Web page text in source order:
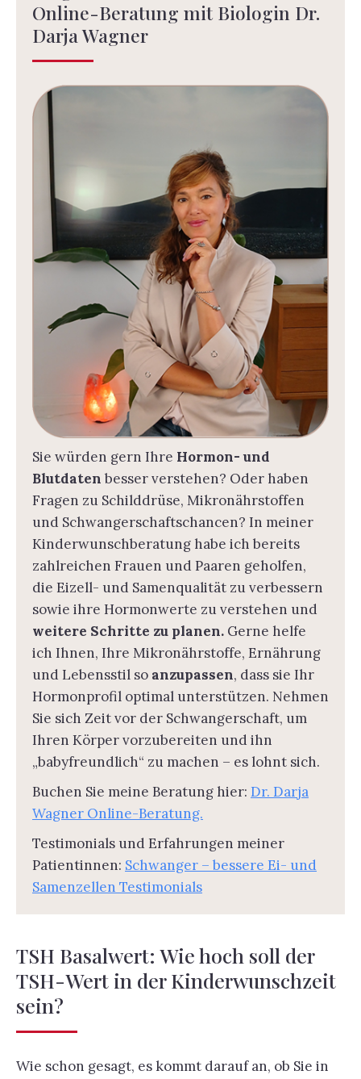
Online-Beratung mit Biologin Dr.
Darja Wagner
Sie würden gern Ihre Hormon- und
Blutdaten besser verstehen? Oder haben
Fragen zu Schilddrüse, Mikronährstoffen
und Schwangerschaftschancen? In meiner
Kinderwunschberatung habe ich bereits
zahlreichen Frauen und Paaren geholfen,
die Eizell- und Samenqualität zu verbessern
sowie ihre Hormonwerte zu verstehen und
weitere Schritte zu planen. Gerne helfe
ich Ihnen, Ihre Mikronährstoffe, Ernährung
und Lebensstil so anzupassen, dass sie Ihr
Hormonprofil optimal unterstützen. Nehmen
Sie sich Zeit vor der Schwangerschaft, um
Ihren Körper vorzubereiten und ihn
„babyfreundlich“ zu machen – es lohnt sich.
Buchen Sie meine Beratung hier: Dr. Darja
Wagner Online-Beratung.
Testimonials und Erfahrungen meiner
Patientinnen: Schwanger – bessere Ei- und
Samenzellen Testimonials
TSH Basalwert: Wie hoch soll der
TSH-Wert in der Kinderwunschzeit
sein?
Wie schon gesagt, es kommt darauf an, ob Sie in